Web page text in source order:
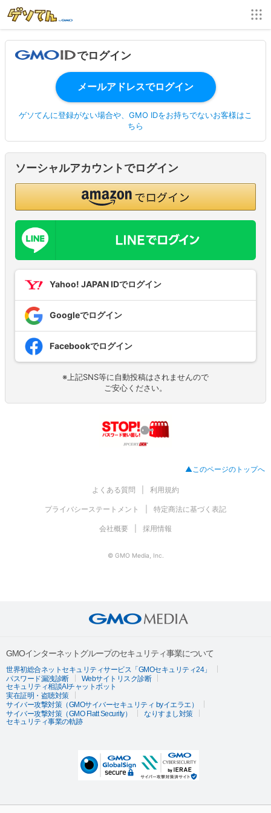
でログイン
ゲソてんに登録がない場合や、GMO IDをお持ちでないお客様はこ
ちら
ソーシャルアカウントでログイン
Yahoo! JAPAN IDでログイン
Googleでログイン
Facebookでログイン
※上記SNS等に自動投稿はされませんので
ご安心ください。
▲このページのトップへ
よくある質問 利用規約
プライバシーステートメント 特定商法に基づく表記
会社概要 採用情報
© GMO Media, Inc.
GMOインターネットグループのセキュリティ事業について
世界初総合ネットセキュリティサービス「GMOセキュリティ24」
パスワード漏洩診断
Webサイトリスク診断
セキュリティ相談AIチャットボット
実在証明・盗聴対策
サイバー攻撃対策（GMOサイバーセキュリティ byイエラエ）
サイバー攻撃対策（GMO Flatt Security）
なりすまし対策
セキュリティ事業の軌跡